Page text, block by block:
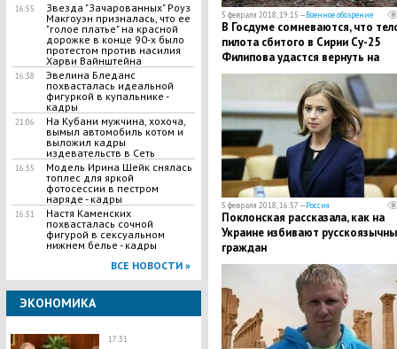
16:55
Звезда "Зачарованных" Роуз
Макгоуэн призналась, что ее
"голое платье" на красной
дорожке в конце 90-х было
протестом против насилия
Харви Вайнштейна
16:38
Эвелина Бледанс
похвасталась идеальной
фигуркой в купальнике -
кадры
21:06
​На Кубани мужчина, хохоча,
вымыл автомобиль котом и
выложил кадры
издевательств в Сеть
16:55
Модель Ирина Шейк снялась
топлес для яркой
фотосессии в пестром
наряде - кадры
16:51
Настя Каменских
похвасталась сочной
фигурой в сексуальном
нижнем белье - кадры
ВСЕ НОВОСТИ »
ЭКОНОМИКА
17:31
5 февраля 2018, 19:15 —Военное обозрение
В Госдуме сомневаются, что
пилота сбитого в Сирии Су-25
Филипова удастся вернуть на
родину, – подробности
5 февраля 2018, 16:57 —Россия
Поклонская рассказала, как на
Украине избивают
граждан